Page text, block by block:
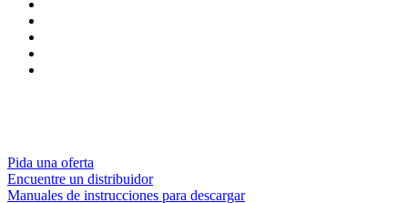
Pida una oferta
Encuentre un distribuidor
Manuales de instrucciones para descargar